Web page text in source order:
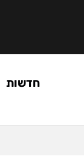
חדשות